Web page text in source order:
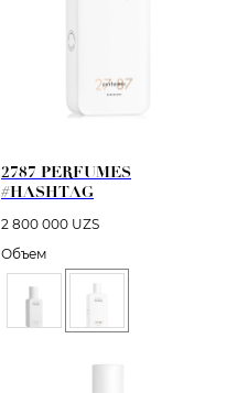
2787 PERFUMES
#HASHTAG
2 800 000 UZS
Объем